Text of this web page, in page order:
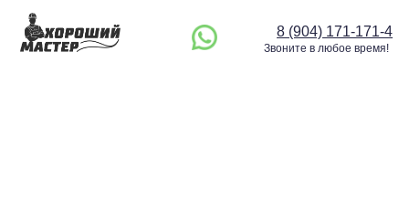
8 (904) 171-171-4
Звоните в любое время!